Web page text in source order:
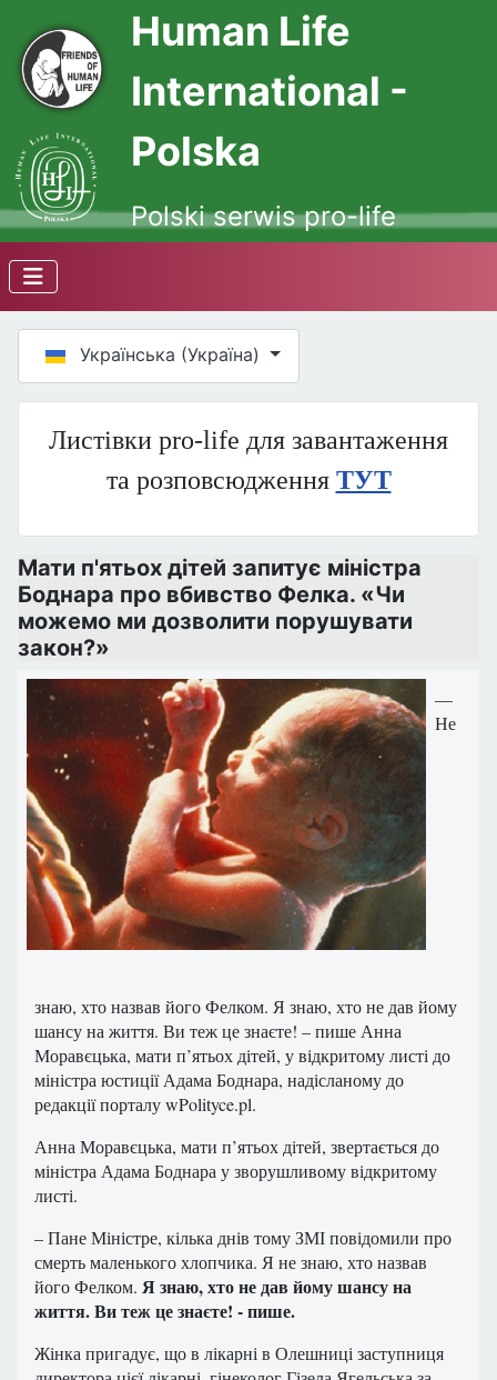
Human Life
International -
Polska
Polski serwis pro-life
Оберіть свою мову
Українська (Україна)
Листівки pro-life для завантаження
та розповсюдження ТУТ
Мати п'ятьох дітей запитує міністра
Боднара про вбивство Фелка. «Чи
можемо ми дозволити порушувати
закон?»
—
Не
знаю, хто назвав його Фелком. Я знаю, хто не дав йому
шансу на життя. Ви теж це знаєте! – пише Анна
Моравєцька, мати п’ятьох дітей, у відкритому листі до
міністра юстиції Адама Боднара, надісланому до
редакції порталу wPolityce.pl.
Анна Моравєцька, мати п’ятьох дітей, звертається до
міністра Адама Боднара у зворушливому відкритому
листі.
– Пане Міністре, кілька днів тому ЗМІ повідомили про
смерть маленького хлопчика. Я не знаю, хто назвав
його Фелком. Я знаю, хто не дав йому шансу на
життя. Ви теж це знаєте! - пише.
Жінка пригадує, що в лікарні в Олешниці заступниця